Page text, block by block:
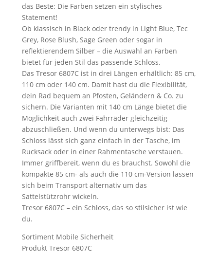
das Beste: Die Farben setzen ein stylisches
Statement!
Ob klassisch in Black oder trendy in Light Blue, Tec
Grey, Rose Blush, Sage Green oder sogar in
reflektierendem Silber – die Auswahl an Farben
bietet für jeden Stil das passende Schloss.
Das Tresor 6807C ist in drei Längen erhältlich: 85 cm,
110 cm oder 140 cm. Damit hast du die Flexibilität,
dein Rad bequem an Pfosten, Geländern & Co. zu
sichern. Die Varianten mit 140 cm Länge bietet die
Möglichkeit auch zwei Fahrräder gleichzeitig
abzuschließen. Und wenn du unterwegs bist: Das
Schloss lässt sich ganz einfach in der Tasche, im
Rucksack oder in einer Rahmentasche verstauen.
Immer griffbereit, wenn du es brauchst. Sowohl die
kompakte 85 cm- als auch die 110 cm-Version lassen
sich beim Transport alternativ um das
Sattelstützrohr wickeln.
Tresor 6807C – ein Schloss, das so stilsicher ist wie
du.
Sortiment Mobile Sicherheit
Produkt Tresor 6807C